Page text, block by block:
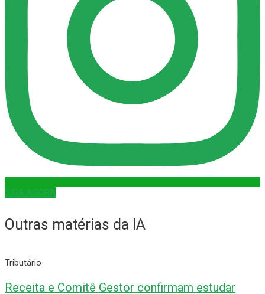
SIGA AGORA
Outras matérias da IA
Tributário
Receita e Comitê Gestor confirmam estudar